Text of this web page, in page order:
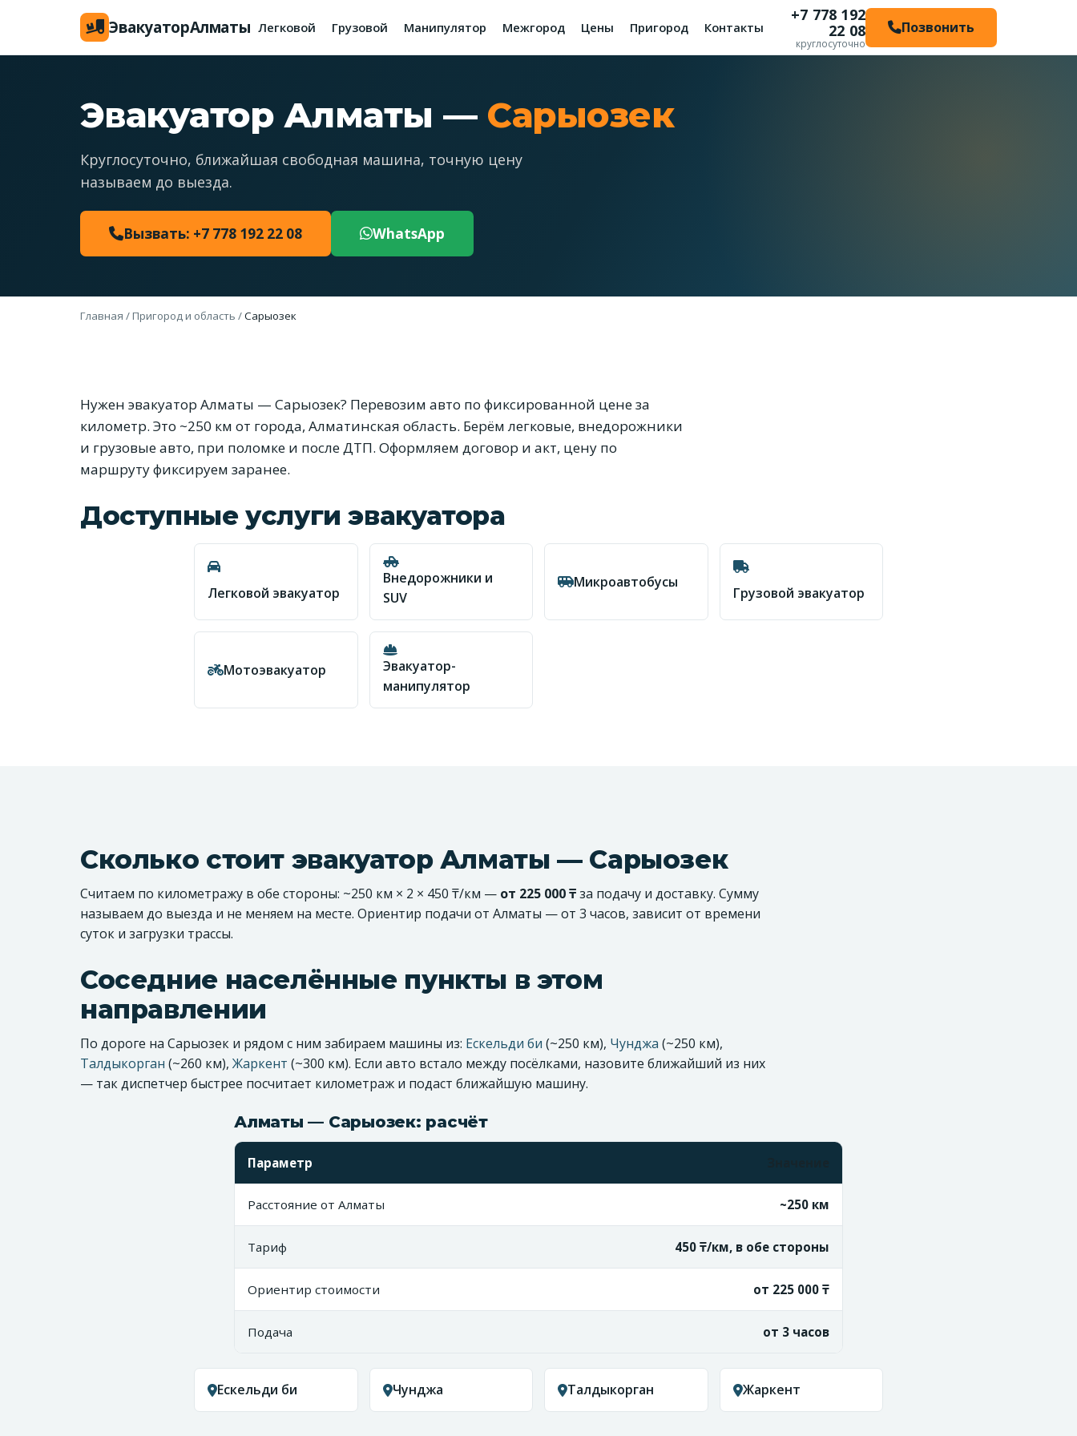
ЭвакуаторАлматы Легковой Грузовой Манипулятор Межгород Цены Пригород Контакты
+7 778 192
22 08
круглосуточно
Позвонить
Эвакуатор Алматы — Сарыозек
Круглосуточно, ближайшая свободная машина, точную цену
называем до выезда.
Вызвать: +7 778 192 22 08 WhatsApp
Главная /Пригород и область /Сарыозек
Нужен эвакуатор Алматы — Сарыозек? Перевозим авто по фиксированной цене за
километр. Это ~250 км от города, Алматинская область. Берём легковые, внедорожники
и грузовые авто, при поломке и после ДТП. Оформляем договор и акт, цену по
маршруту фиксируем заранее.
Доступные услуги эвакуатора
Легковой эвакуатор
Внедорожники и
SUV
Микроавтобусы
Грузовой эвакуатор
Мотоэвакуатор
Эвакуатор-
манипулятор
Сколько стоит эвакуатор Алматы — Сарыозек
Считаем по километражу в обе стороны: ~250 км × 2 × 450 ₸/км — от 225 000 ₸за подачу и доставку. Сумму
называем до выезда и не меняем на месте. Ориентир подачи от Алматы — от 3 часов, зависит от времени
суток и загрузки трассы.
Соседние населённые пункты в этом
направлении
По дороге на Сарыозек и рядом с ним забираем машины из: Ескельди би (~250 км), Чунджа (~250 км),
Талдыкорган (~260 км), Жаркент (~300 км). Если авто встало между посёлками, назовите ближайший из них
— так диспетчер быстрее посчитает километраж и подаст ближайшую машину.
Алматы — Сарыозек: расчёт
Параметр
Расстояние от Алматы ~250 км
Тариф 450 ₸/км, в обе стороны
Ориентир стоимости от 225 000 ₸
Подача от 3 часов
Ескельди би Чунджа Талдыкорган Жаркент